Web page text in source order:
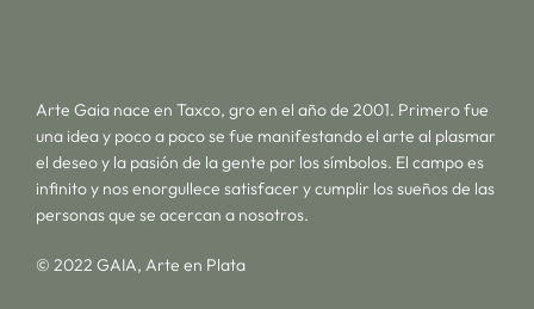
Arte Gaia nace en Taxco, gro en el año de 2001. Primero fue
una idea y poco a poco se fue manifestando el arte al plasmar
el deseo y la pasión de la gente por los símbolos. El campo es
infinito y nos enorgullece satisfacer y cumplir los sueños de las
personas que se acercan a nosotros.
© 2022 GAIA, Arte en Plata